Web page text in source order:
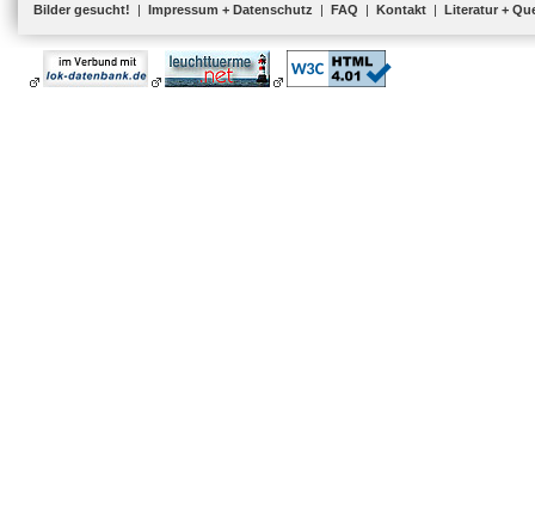
Bilder gesucht! | Impressum + Datenschutz | FAQ | Kontakt | Literatur +